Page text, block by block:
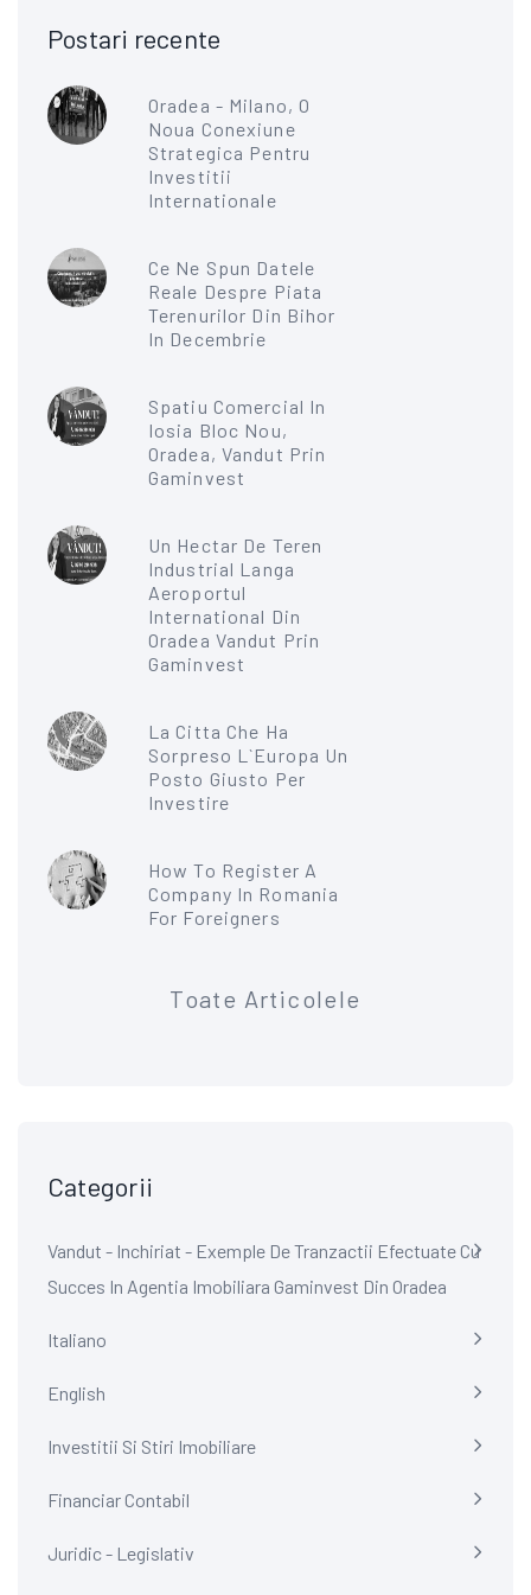
Postari recente
Oradea - Milano, O
Noua Conexiune
Strategica Pentru
Investitii
Internationale
Ce Ne Spun Datele
Reale Despre Piata
Terenurilor Din Bihor
In Decembrie
Spatiu Comercial In
Iosia Bloc Nou,
Oradea, Vandut Prin
Gaminvest
Un Hectar De Teren
Industrial Langa
Aeroportul
International Din
Oradea Vandut Prin
Gaminvest
La Citta Che Ha
Sorpreso L`Europa Un
Posto Giusto Per
Investire
How To Register A
Company In Romania
For Foreigners
Toate Articolele
Categorii
Vandut - Inchiriat - Exemple De Tranzactii Efectuate Cu
Succes In Agentia Imobiliara Gaminvest Din Oradea
Italiano
English
Investitii Si Stiri Imobiliare
Financiar Contabil
Juridic - Legislativ